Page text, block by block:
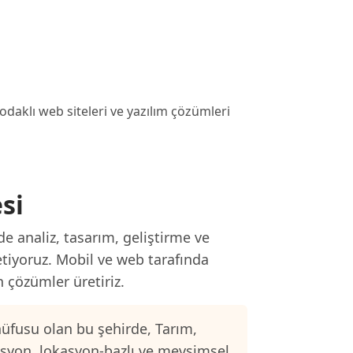
web siteleri ve yazılım çözümleri
analiz, tasarım, geliştirme ve
Mobil ve web tarafında
çözümler üretiriz.
olan bu şehirde, Tarım,